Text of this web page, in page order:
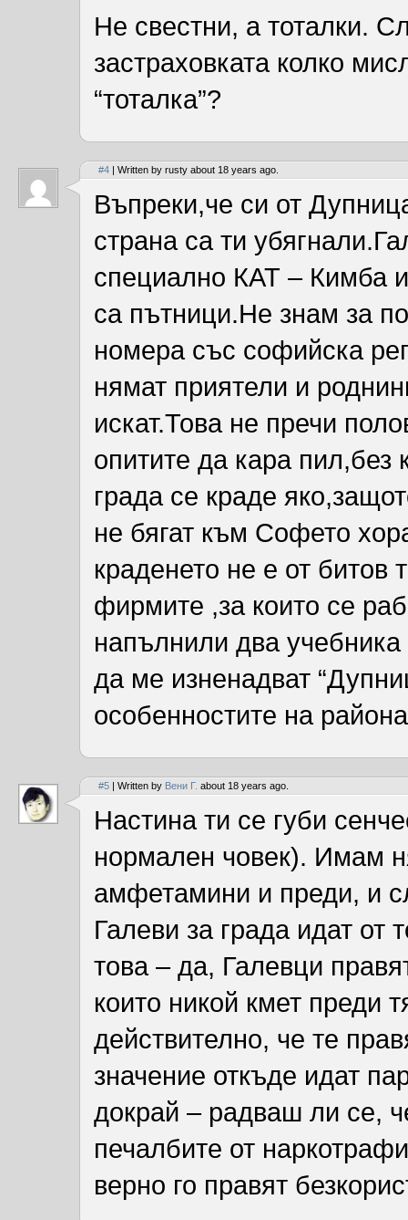
Не свестни, а тоталки.
застраховката колко
“тоталка”?
#4 | Written by rusty about 18 years ago.
Въпреки,че си от
страна са ти
специално КАТ – Кимба
са пътници.Не знам за
номера със софийска
нямат приятели и
искат.Това не пречи
опитите да кара пил,без
града се краде
не бягат към Софето
краденето не е от битов
фирмите ,за които се
напълнили два
да ме изненадват
особенностите на
#5 | Written by Вени Г. about 18 years ago.
Настина ти се губи
нормален човек). Имам
амфетамини и преди, и
Галеви за града идат от
това – да, Галевци
които никой кмет преди
действително, че те
значение откъде идат
докрай – радваш ли се,
печалбите от
верно го правят